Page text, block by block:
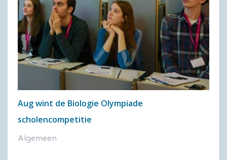
Aug wint de Biologie Olympiade
scholencompetitie
Algemeen